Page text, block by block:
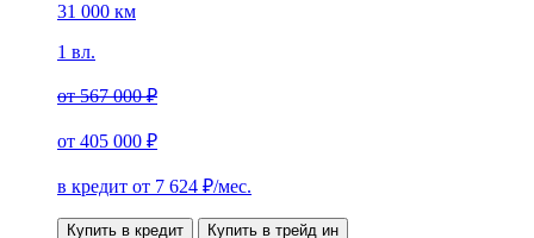
31 000 км
1 вл.
от567 000 ₽
от 405 000 ₽
в кредит от 7 624 ₽/мес.
Купить в кредит Купить в трейд ин